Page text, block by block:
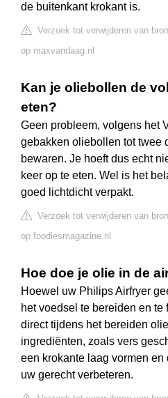
de buitenkant krokant is.
Verzoek tot verwijderen van bron
op maxvandaag.nl
Kan je oliebollen de
eten?
Geen probleem, volgens het
gebakken oliebollen tot twee
bewaren. Je hoeft dus echt
keer op te eten. Wel is het
goed lichtdicht verpakt.
Verzoek tot verwijderen van bron
op foodiesmagazine.nl
Hoe doe je olie in de
Hoewel uw Philips Airfryer
het voedsel te bereiden en te
direct tijdens het bereiden
ingrediënten, zoals vers
een krokante laag vormen
uw gerecht verbeteren.